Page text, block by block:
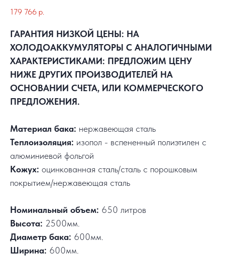
179 766 р.
ГАРАНТИЯ НИЗКОЙ ЦЕНЫ: НА
ХОЛОДОАККУМУЛЯТОРЫ С АНАЛОГИЧНЫМИ
ХАРАКТЕРИСТИКАМИ: ПРЕДЛОЖИМ ЦЕНУ
НИЖЕ ДРУГИХ ПРОИЗВОДИТЕЛЕЙ НА
ОСНОВАНИИ СЧЕТА, ИЛИ КОММЕРЧЕСКОГО
ПРЕДЛОЖЕНИЯ.
Материал бака: нержавеющая сталь
Теплоизоляция: изопол - вспененный полиэтилен с
алюминиевой фольгой
Кожух: оцинкованная сталь/сталь с порошковым
покрытием/нержавеющая сталь
Номинальный объем: 650 литров
Высота: 2500мм.
Диаметр бака: 600мм.
Ширина: 600мм.